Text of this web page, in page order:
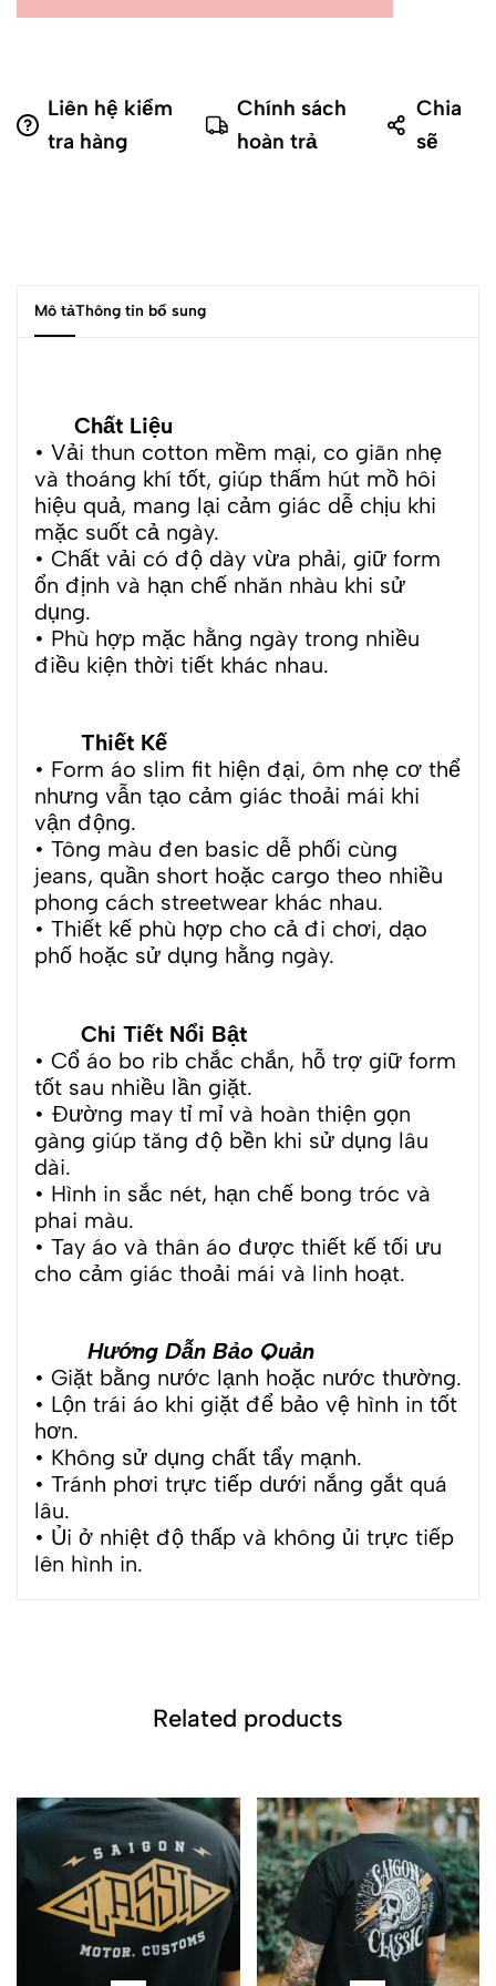
Liên hệ kiểm
tra hàng
Chính sách
hoàn trả
Chia
sẽ
Mô tảThông tin bổ sung
Chất Liệu
• Vải thun cotton mềm mại, co giãn nhẹ
và thoáng khí tốt, giúp thấm hút mồ hôi
hiệu quả, mang lại cảm giác dễ chịu khi
mặc suốt cả ngày.
• Chất vải có độ dày vừa phải, giữ form
ổn định và hạn chế nhăn nhàu khi sử
dụng.
• Phù hợp mặc hằng ngày trong nhiều
điều kiện thời tiết khác nhau.
Thiết Kế
• Form áo slim fit hiện đại, ôm nhẹ cơ thể
nhưng vẫn tạo cảm giác thoải mái khi
vận động.
• Tông màu đen basic dễ phối cùng
jeans, quần short hoặc cargo theo nhiều
phong cách streetwear khác nhau.
• Thiết kế phù hợp cho cả đi chơi, dạo
phố hoặc sử dụng hằng ngày.
Chi Tiết Nổi Bật
• Cổ áo bo rib chắc chắn, hỗ trợ giữ form
tốt sau nhiều lần giặt.
• Đường may tỉ mỉ và hoàn thiện gọn
gàng giúp tăng độ bền khi sử dụng lâu
dài.
• Hình in sắc nét, hạn chế bong tróc và
phai màu.
• Tay áo và thân áo được thiết kế tối ưu
cho cảm giác thoải mái và linh hoạt.
Hướng Dẫn Bảo Quản
• Giặt bằng nước lạnh hoặc nước thường.
• Lộn trái áo khi giặt để bảo vệ hình in tốt
hơn.
• Không sử dụng chất tẩy mạnh.
• Tránh phơi trực tiếp dưới nắng gắt quá
lâu.
• Ủi ở nhiệt độ thấp và không ủi trực tiếp
lên hình in.
Related products